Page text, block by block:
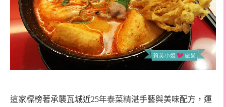
這家標榜著承襲瓦城近25年泰菜精湛手藝與美味配方，運